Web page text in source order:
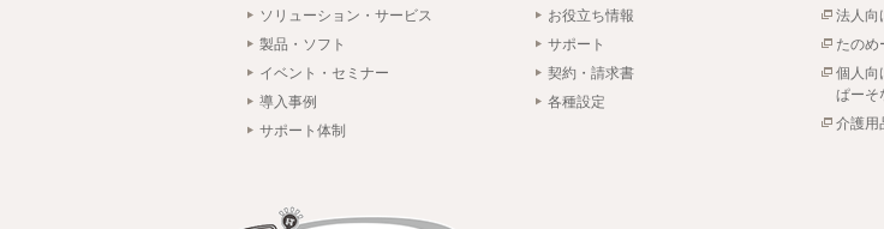
ソリューション・サービス
製品・ソフト
イベント・セミナー
導入事例
サポート体制
お役立ち情報
サポート
契約・請求書
各種設定
法人向
たのめ
個人向
ぱーそ
介護用